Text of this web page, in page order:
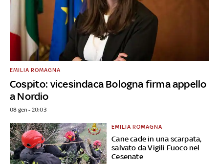
Cospito: vicesindaca Bologna firma appello
a Nordio
EMILIA ROMAGNA
08 gen - 20:03
Cane cade in una scarpata,
salvato da Vigili Fuoco nel
Cesenate
EMILIA ROMAGNA